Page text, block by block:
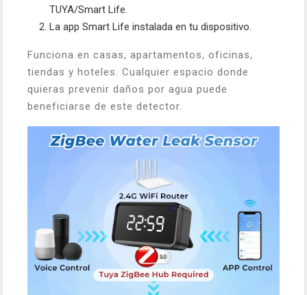
TUYA/Smart Life.
La app Smart Life instalada en tu dispositivo.
Funciona en casas, apartamentos, oficinas,
tiendas y hoteles. Cualquier espacio donde
quieras prevenir daños por agua puede
beneficiarse de este detector.